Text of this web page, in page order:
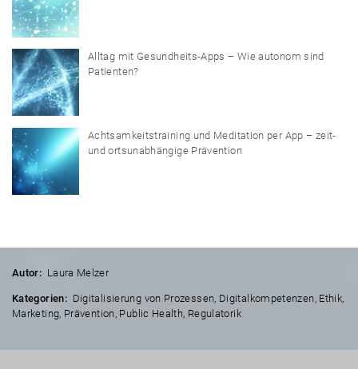
Alltag mit Gesundheits-Apps – Wie autonom sind
Patienten?
Achtsamkeitstraining und Meditation per App – zeit-
und ortsunabhängige Prävention
Autor: Laura Melzer
Kategorien: Digitalisierung von Prozessen, Digitalkompetenzen, Ethik,
Marketing, Prävention, Public Health, Regulatorik